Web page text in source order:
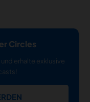
Circles
erhalte exklusive